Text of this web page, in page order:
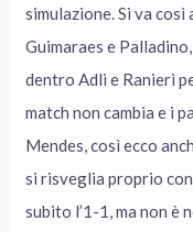
simulazione. Si va così
Guimaraes e
dentro Adli e Ranieri
match non cambia e i
Mendes, così ecco
si risveglia proprio
subito l’1-1, ma non è